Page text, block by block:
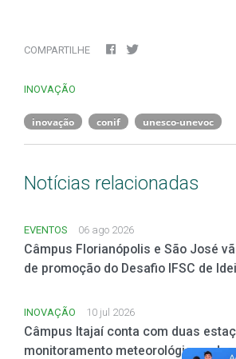
COMPARTILHE
INOVAÇÃO
inovação conif unesco-unevoc
Notícias relacionadas
EVENTOS 06 ago 2026
Câmpus Florianópolis e São José
de promoção do Desafio IFSC de
INOVAÇÃO 10 jul 2026
Câmpus Itajaí conta com duas
monitoramento meteorológico e de